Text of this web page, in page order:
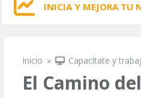
INICIA Y MEJORA TU
Se encuentra
Inicio » Capacítate y
El Camino